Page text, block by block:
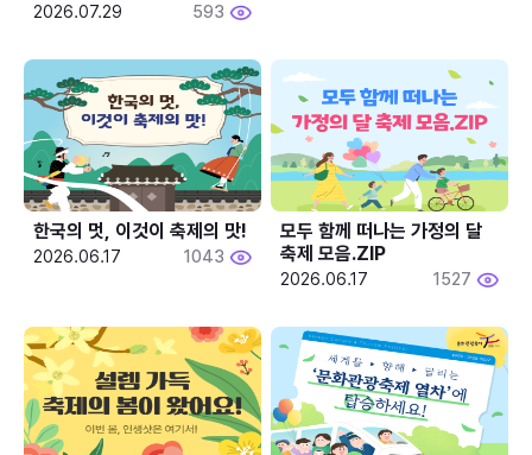
2026.07.29 593
한국의 멋, 이것이 축제의 맛!
2026.06.17 1043
모두 함께 떠나는 가정의 달
축제 모음.ZIP
2026.06.17 1527